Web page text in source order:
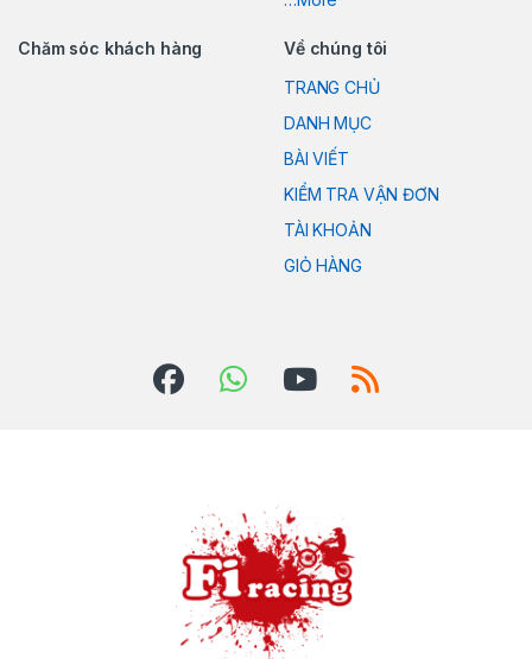
Chăm sóc khách hàng
Về chúng tôi
TRANG CHỦ
DANH MỤC
BÀI VIẾT
KIỂM TRA VẬN ĐƠN
TÀI KHOẢN
GIỎ HÀNG